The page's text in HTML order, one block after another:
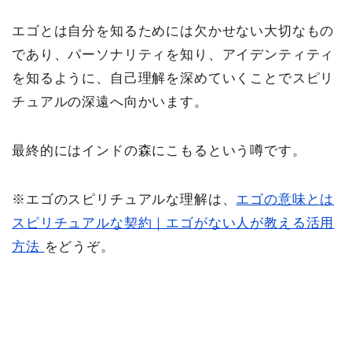
エゴとは自分を知るためには欠かせない大切なもの
であり、パーソナリティを知り、アイデンティティ
を知るように、自己理解を深めていくことでスピリ
チュアルの深遠へ向かいます。
最終的にはインドの森にこもるという噂です。
※エゴのスピリチュアルな理解は、 エゴの意味とは
スピリチュアルな契約｜エゴがない人が教える活用
方法 をどうぞ。